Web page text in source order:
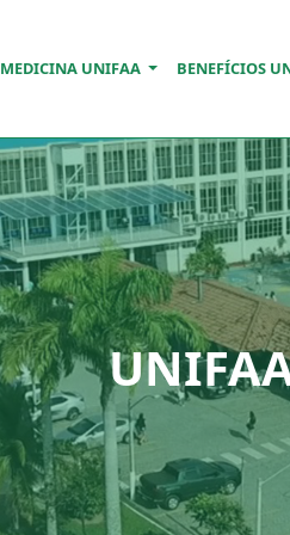
MEDICINA UNIFAA BENEFÍCIOS